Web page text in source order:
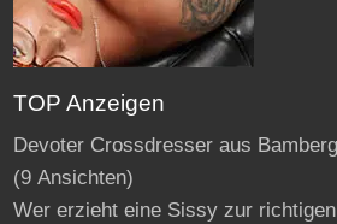
TOP Anzeigen
Devoter Crossdresser aus
(9 Ansichten)
Wer erzieht eine Sissy zur